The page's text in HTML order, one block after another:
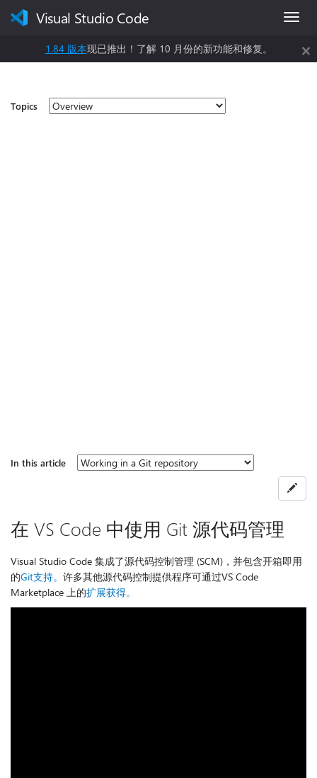
Visual Studio Code
1.84 版本现已推出！了解 10 月份的新功能和修复。
闭
Topics
In this article
在 VS Code 中使用 Git 源代码管理
Visual Studio Code 集成了源代码控制管理 (SCM)，并包含开箱即用
的Git支持。 许多其他源代码控制提供程序可通过VS Code
Marketplace 上的扩展获得。